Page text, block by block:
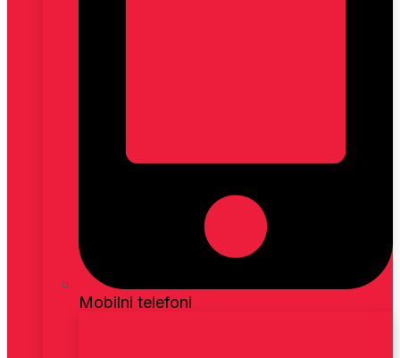
Mobilni telefoni